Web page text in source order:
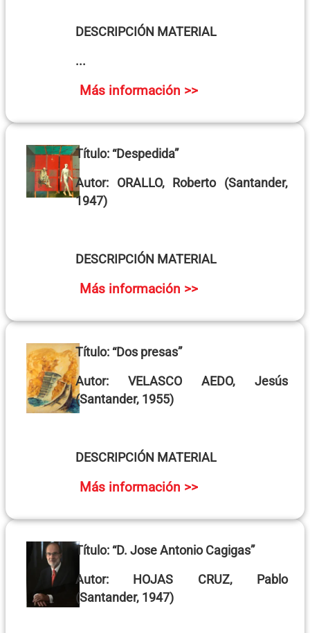
DESCRIPCIÓN MATERIAL
...
Más información >>
Título: “Despedida”
Autor: ORALLO, Roberto(Santander,
1947)
DESCRIPCIÓN MATERIAL
Más información >>
Título: “Dos presas”
Autor: VELASCO AEDO, Jesús
(Santander, 1955)
DESCRIPCIÓN MATERIAL
Más información >>
Título: “D. Jose Antonio Cagigas”
Autor: HOJAS CRUZ, Pablo
(Santander, 1947)